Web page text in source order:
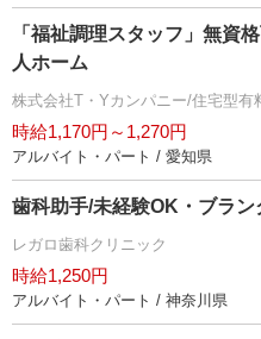
「福祉調理スタッフ」無資
人ホーム
株式会社T・Yカンパニー/住宅型有
時給1,170円～1,270円
アルバイト・パート / 愛知県
歯科助手/未経験OK・ブラン
レガロ歯科クリニック
時給1,250円
アルバイト・パート / 神奈川県